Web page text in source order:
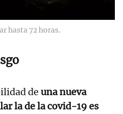
hasta 72 horas.
de una nueva
la de la covid-19 es